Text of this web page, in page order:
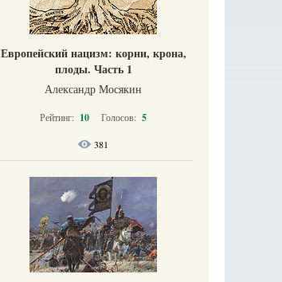
Европейский нацизм: корни, крона,
плоды. Часть 1
Александр Мосякин
Рейтинг: 10 Голосов: 5
381